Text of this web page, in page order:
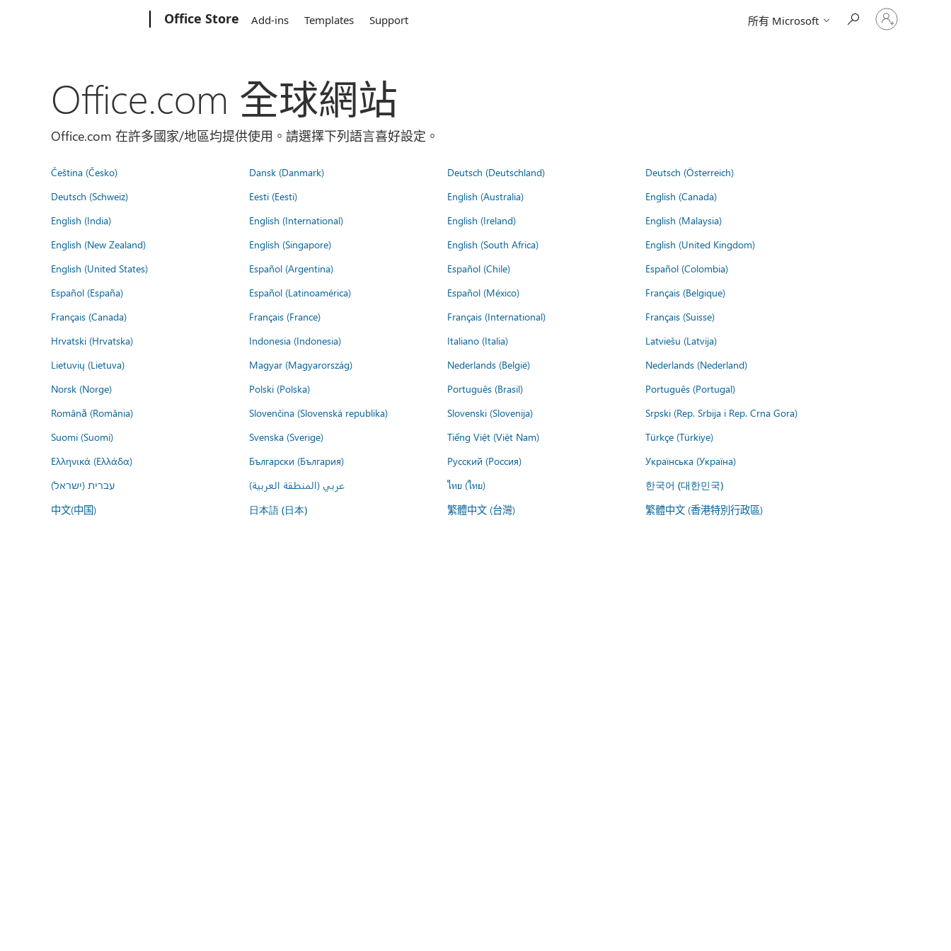
Office Store Add-ins Templates Support 所有 Microsoft
登
入
Office.com 全球網站
Office.com 在許多國家/地區均提供使用。請選擇下列語言喜好設定。
Čeština (Česko) Dansk (Danmark) Deutsch (Deutschland)
Deutsch (Österreich)
Deutsch (Schweiz)
Eesti (Eesti) English (Australia)
English (Canada)
English (India)
English (International) English (Ireland)
English (Malaysia)
English (New Zealand)
English (Singapore) English (South Africa)
English (United Kingdom)
English (United States)
Español (Argentina) Español (Chile)
Español (Colombia)
Español (España)
Español (Latinoamérica) Español (México)
Français (Belgique)
Français (Canada)
Français (France) Français (International)
Français (Suisse)
Hrvatski (Hrvatska)
Indonesia (Indonesia) Italiano (Italia)
Latviešu (Latvija)
Lietuvių (Lietuva)
Magyar (Magyarország) Nederlands (België)
Nederlands (Nederland)
Norsk (Norge)
Polski (Polska) Português (Brasil)
Português (Portugal)
Română (România)
Slovenčina (Slovenská republika) Slovenski (Slovenija)
Srpski (Rep. Srbija i Rep. Crna Gora)
Suomi (Suomi)
Svenska (Sverige) Tiếng Việt (Việt Nam)
Türkçe (Türkiye)
Ελληνικά (Ελλάδα)
Български (България) Русский (Россия)
Українська (Україна)
עברית (ישראל)
عربي (المنطقة العربية) ไทย (ไทย) 한국어 (대한민국)
中文(中国) 日本語 (日本) 繁體中文 (台灣) 繁體中文 (香港特別行政區)